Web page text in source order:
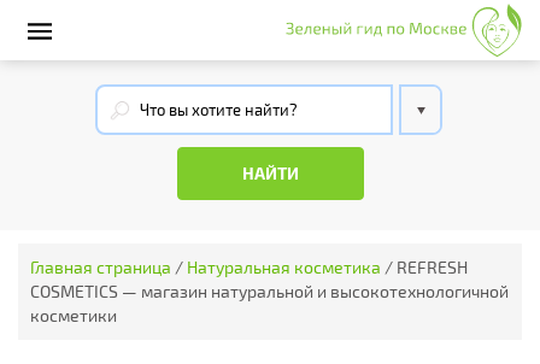
Главная страница / Натуральная косметика / REFRESH
COSMETICS — магазин натуральной и высокотехнологичной
косметики